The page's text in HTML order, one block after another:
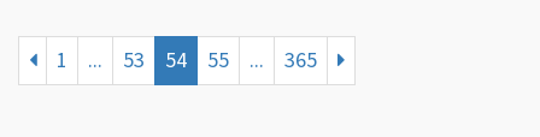
1 ... 53 54 55 ... 365